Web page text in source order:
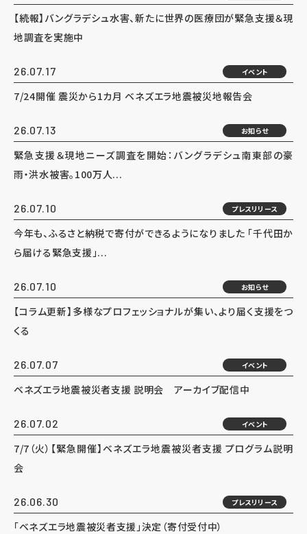
【続報】バングラデシュ水害、新たに世界の医療団が緊急支援＆現
地調査を実施中
26.07.17 イベント
7/24開催 震災から1カ月 ベネズエラ地震被災地報告会
26.07.13 お知らせ
緊急支援＆現地ニーズ調査を開始：バングラデシュ南東部の豪
雨・洪水被害。100万人...
26.07.10 プレスリリース
今年も、ふるさと納税で寄付ができるようになりました 「千代田か
ら届ける緊急支援」...
26.07.10 お知らせ
【コラム更新】多様なプロフェッショナルが集い、より届く支援をつ
くる
26.07.07 イベント
ベネズエラ地震被災者支援 説明会 アーカイブ配信中
26.07.02 イベント
7/7（火）【緊急開催】ベネズエラ地震被災者支援 プログラム説明
会
26.06.30 プレスリリース
「ベネズエラ地震被災者支援」決定（寄付受付中）